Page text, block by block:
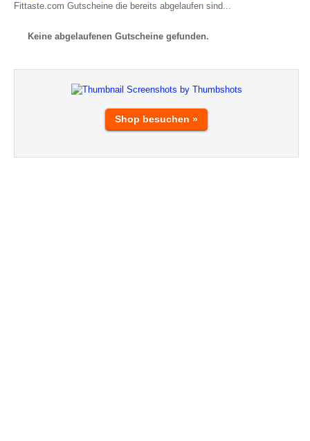
Fittaste.com Gutscheine die bereits abgelaufen sind...
Keine abgelaufenen Gutscheine gefunden.
Shop besuchen »